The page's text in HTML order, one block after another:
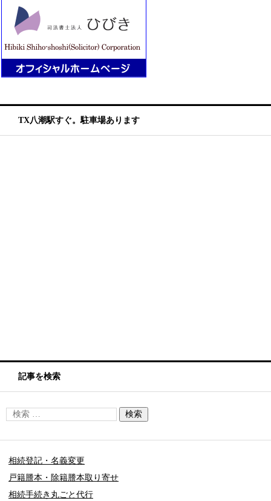
TX八潮駅すぐ。駐車場あります
記事を検索
相続登記・名義変更
戸籍謄本・除籍謄本取り寄せ
相続手続き丸ごと代行